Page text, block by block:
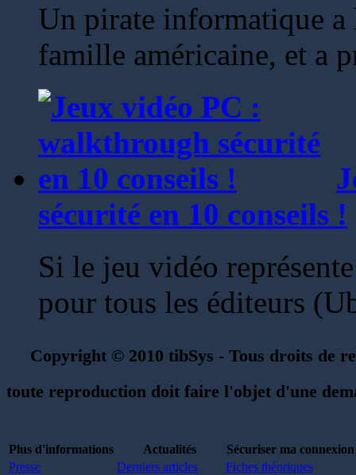
Un pirate informatique a
famille américaine, et a
sécurité en 10 conseils !
Si le jeu vidéo
pour tous les éditeurs
Copyright © 2010 tibSys - Tous droits de
toute reproduction doit faire l'objet d'une
Plus d'informations Actualités
Sécuriser ma connexion
Presse
Derniers articles
Fiches théoriques